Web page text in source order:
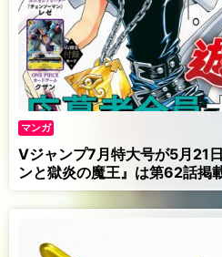
マンガ
Vジャンプ7月特大号が5月21
ンと獄炎の魔王』は第62話掲